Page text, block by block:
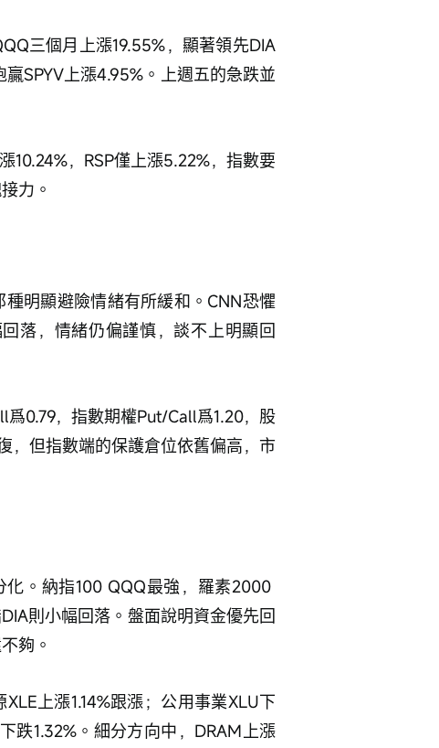
三個月上漲19.55%，顯著領先DIA
贏SPYV上漲4.95%。上週五的急跌並
10.24%，RSP僅上漲5.22%，指數要
力。
明顯避險情緒有所緩和。CNN恐懼
落，情緒仍偏謹慎，談不上明顯回
0.79，指數期權Put/Call爲1.20，股
，但指數端的保護倉位依舊偏高，市
。納指100 QQQ最強，羅素2000
則小幅回落。盤面說明資金優先回
夠。
上漲1.14%跟漲；公用事業XLU下
跌1.32%。細分方向中，DRAM上漲